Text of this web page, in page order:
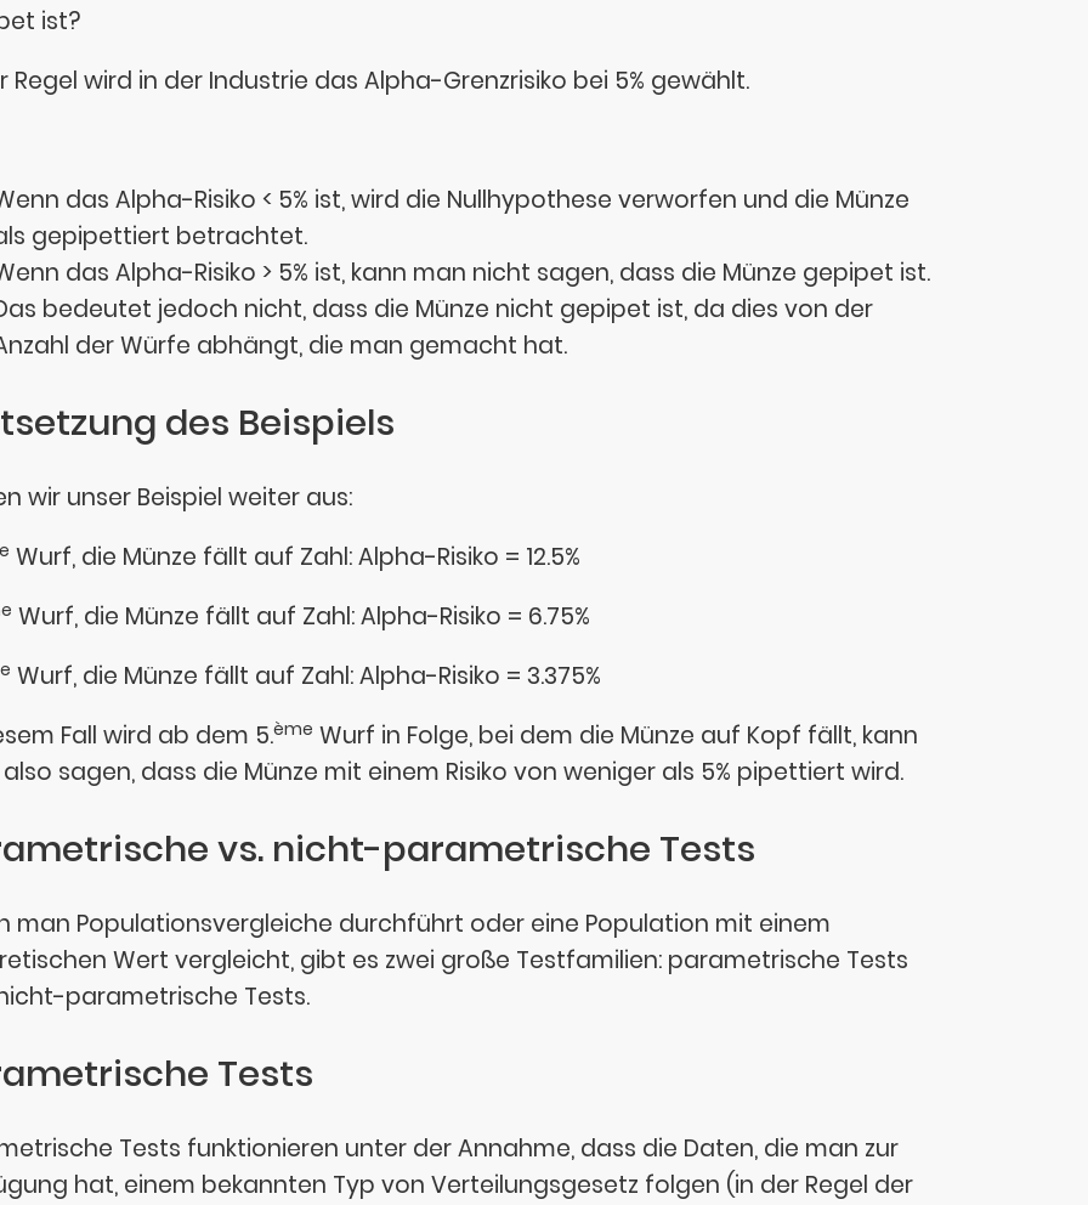
ist?
Regel wird in der Industrie das Alpha-Grenzrisiko bei 5% gewählt.
das Alpha-Risiko < 5% ist, wird die Nullhypothese verworfen und die Münze
gepipettiert betrachtet.
das Alpha-Risiko > 5% ist, kann man nicht sagen, dass die Münze gepipet ist.
bedeutet jedoch nicht, dass die Münze nicht gepipet ist, da dies von der
der Würfe abhängt, die man gemacht hat.
des Beispiels
wir unser Beispiel weiter aus:
Wurf, die Münze fällt auf Zahl: Alpha-Risiko = 12.5%
Wurf, die Münze fällt auf Zahl: Alpha-Risiko = 6.75%
Wurf, die Münze fällt auf Zahl: Alpha-Risiko = 3.375%
Fall wird ab dem 5.ème Wurf in Folge, bei dem die Münze auf Kopf fällt, kann
sagen, dass die Münze mit einem Risiko von weniger als 5% pipettiert wird.
vs. nicht-parametrische Tests
man Populationsvergleiche durchführt oder eine Population mit einem
Wert vergleicht, gibt es zwei große Testfamilien: parametrische Tests
parametrische Tests.
Tests
Tests funktionieren unter der Annahme, dass die Daten, die man zur
hat, einem bekannten Typ von Verteilungsgesetz folgen (in der Regel der